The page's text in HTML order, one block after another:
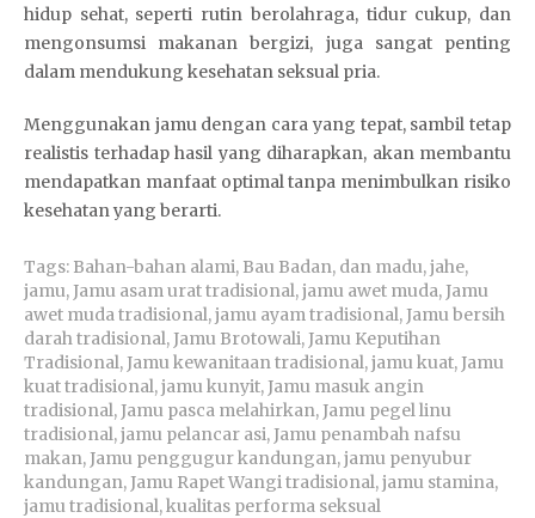
hidup sehat, seperti rutin berolahraga, tidur cukup, dan
mengonsumsi makanan bergizi, juga sangat penting
dalam mendukung kesehatan seksual pria.
Menggunakan jamu dengan cara yang tepat, sambil tetap
realistis terhadap hasil yang diharapkan, akan membantu
mendapatkan manfaat optimal tanpa menimbulkan risiko
kesehatan yang berarti.
Tags: Bahan-bahan alami, Bau Badan, dan madu,jahe,
jamu,Jamu asam urat tradisional,jamu awet muda,Jamu
awet muda tradisional,jamu ayam tradisional,Jamu bersih
darah tradisional,Jamu Brotowali,Jamu Keputihan
Tradisional,Jamu kewanitaan tradisional,jamu kuat,Jamu
kuat tradisional,jamu kunyit,Jamu masuk angin
tradisional,Jamu pasca melahirkan,Jamu pegel linu
tradisional,jamu pelancar asi,Jamu penambah nafsu
makan,Jamu penggugur kandungan,jamu penyubur
kandungan,Jamu Rapet Wangi tradisional,jamu stamina,
jamu tradisional,kualitas performa seksual